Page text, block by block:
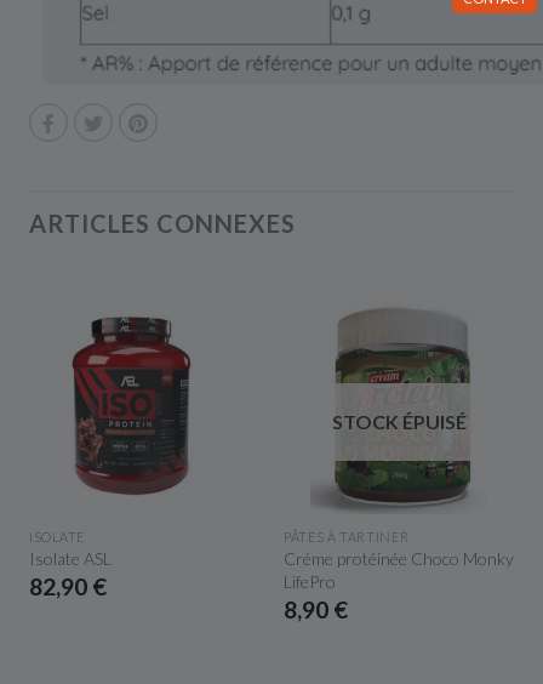
ARTICLES CONNEXES
APERÇU RAPIDE
ISOLATE
Isolate ASL
82,90 €
STOCK ÉPUISÉ
APERÇU RAPIDE
PÂTES À TARTINER
Créme protéinée Choco Monky
LifePro
8,90 €